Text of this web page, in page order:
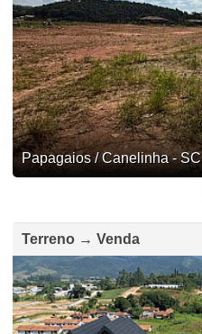
Papagaios / Canelinha - SC
Terreno → Venda